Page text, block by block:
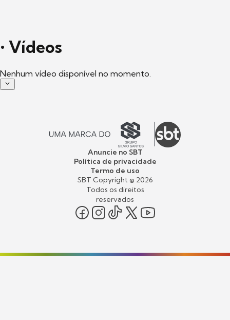
• Vídeos
Nenhum vídeo disponível no momento.
Anuncie no SBT
Política de privacidade
Termo de uso
SBT Copyright © 2026
Todos os direitos
reservados